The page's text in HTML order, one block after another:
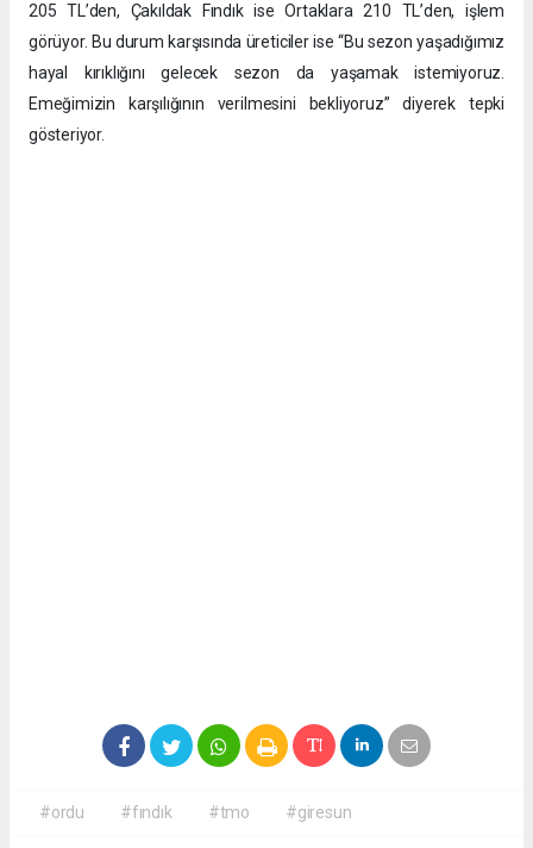
205 TL’den, Çakıldak Fındık ise Ortaklara 210 TL’den, işlem
görüyor. Bu durum karşısında üreticiler ise “Bu sezon yaşadığımız
hayal kırıklığını gelecek sezon da yaşamak istemiyoruz.
Emeğimizin karşılığının verilmesini bekliyoruz” diyerek tepki
gösteriyor.
#ordu #fındık #tmo #giresun